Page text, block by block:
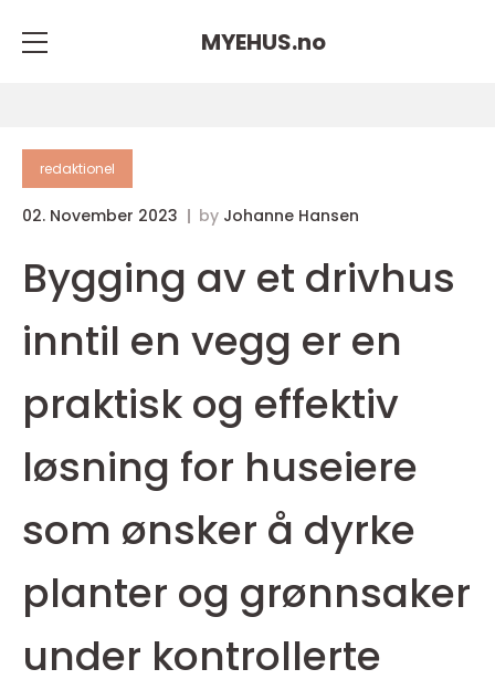
MYEHUS.no
redaktionel
02. November 2023 by Johanne Hansen
Bygging av et drivhus
inntil en vegg er en
praktisk og effektiv
løsning for huseiere
som ønsker å dyrke
planter og grønnsaker
under kontrollerte